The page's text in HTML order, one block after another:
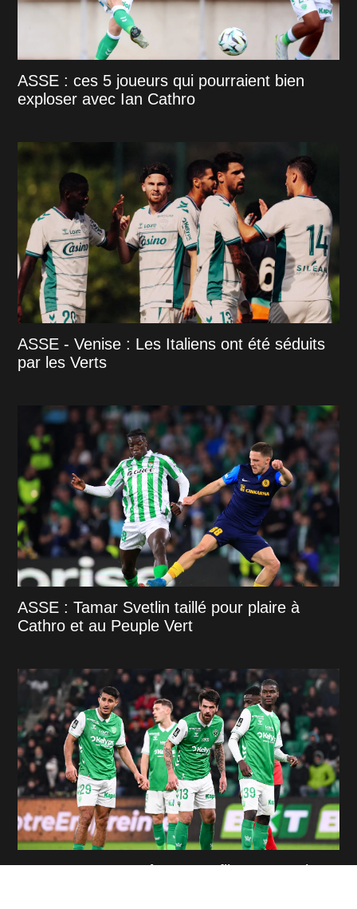
ASSE : ces 5 joueurs qui pourraient bien
exploser avec Ian Cathro
ASSE - Venise : Les Italiens ont été séduits
par les Verts
ASSE : Tamar Svetlin taillé pour plaire à
Cathro et au Peuple Vert
ASSE : un casse-tête se profile pour Cathro